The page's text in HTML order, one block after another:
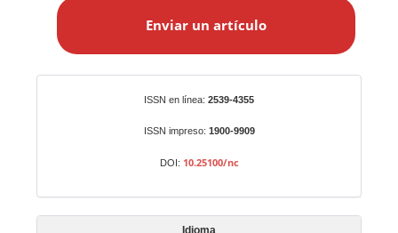
a
t
í
Enviar un artículo
ISSN en línea: 2539-4355
ISSN impreso: 1900-9909
DOI: 10.25100/nc